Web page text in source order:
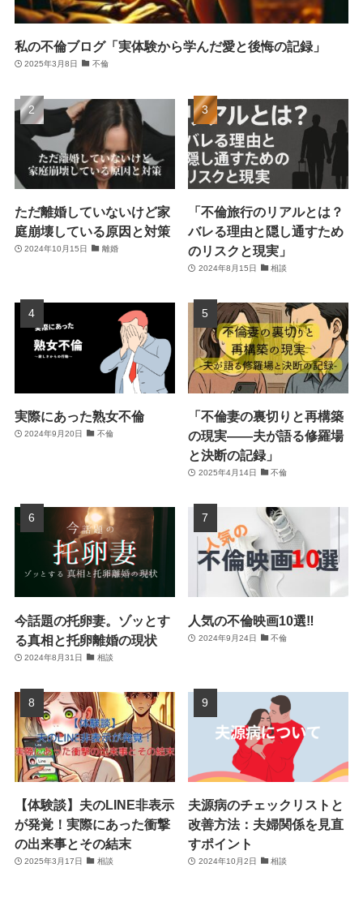
私の不倫ブログ「実体験から学んだ愛と後悔の記録」
2025年3月8日 不倫
ただ離婚していないけど家
庭崩壊している原因と対策
2024年10月15日 離婚
「不倫旅行のリアルとは？
バレる理由と隠し通すため
のリスクと現実」
2024年8月15日 相談
実際にあった熟女不倫
2024年9月20日 不倫
「不倫妻の裏切りと再構築
の現実――夫が語る修羅場
と決断の記録」
2025年4月14日 不倫
今話題の托卵妻。ゾッとす
る真相と托卵離婚の現状
2024年8月31日 相談
人気の不倫映画10選‼
2024年9月24日 不倫
【体験談】夫のLINE非表示
が発覚！実際にあった衝撃
の出来事とその結末
2025年3月17日 相談
夫源病のチェックリストと
改善方法：夫婦関係を見直
すポイント
2024年10月2日 相談